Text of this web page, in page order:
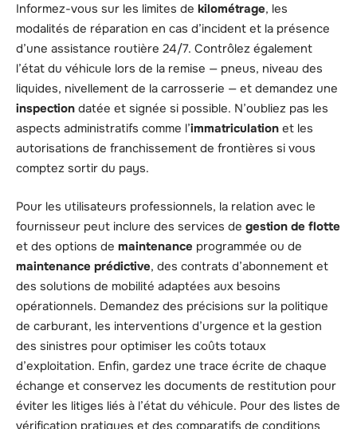
Informez-vous sur les limites de kilométrage, les
modalités de réparation en cas d’incident et la présence
d’une assistance routière 24/7. Contrôlez également
l’état du véhicule lors de la remise — pneus, niveau des
liquides, nivellement de la carrosserie — et demandez une
inspection datée et signée si possible. N’oubliez pas les
aspects administratifs comme l’immatriculation et les
autorisations de franchissement de frontières si vous
comptez sortir du pays.
Pour les utilisateurs professionnels, la relation avec le
fournisseur peut inclure des services de gestion de flotte
et des options de maintenance programmée ou de
maintenance prédictive, des contrats d’abonnement et
des solutions de mobilité adaptées aux besoins
opérationnels. Demandez des précisions sur la politique
de carburant, les interventions d’urgence et la gestion
des sinistres pour optimiser les coûts totaux
d’exploitation. Enfin, gardez une trace écrite de chaque
échange et conservez les documents de restitution pour
éviter les litiges liés à l’état du véhicule. Pour des listes de
vérification pratiques et des comparatifs de conditions